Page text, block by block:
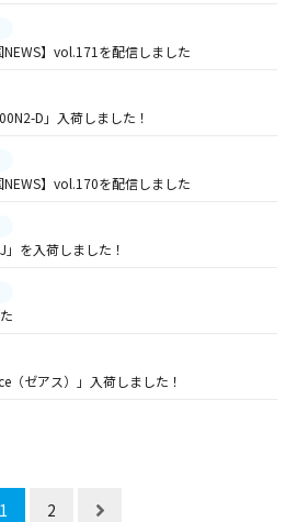
】vol.171を配信しました
D」入荷しました！
】vol.170を配信しました
を入荷しました！
（ゼアス）」入荷しました！
1 2